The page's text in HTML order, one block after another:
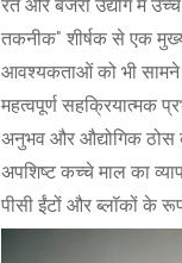
रेत और बजरी उद्योग में
तकनीक" शीर्षक से एक मुख्य
आवश्यकताओं को भी सामने
महत्वपूर्ण सहक्रियात्मक
अनुभव और औद्योगिक ठोस
अपशिष्ट कच्चे माल का
पीसी ईंटों और ब्लॉकों के